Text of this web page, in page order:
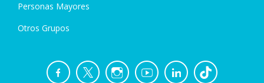
Personas Mayores
Otros Grupos